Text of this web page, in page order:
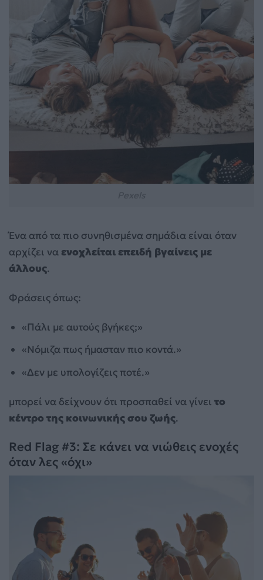
Ένα από τα πιο συνηθισμένα σημάδια είναι όταν
αρχίζει να ενοχλείται επειδή βγαίνεις με
άλλους.
Φράσεις όπως:
«Πάλι με αυτούς βγήκες;»
«Νόμιζα πως ήμασταν πιο κοντά.»
«Δεν με υπολογίζεις ποτέ.»
μπορεί να δείχνουν ότι προσπαθεί να γίνει το
κέντρο της κοινωνικής σου ζωής.
Red Flag #3: Σε κάνει να νιώθεις ενοχές
όταν λες «όχι»